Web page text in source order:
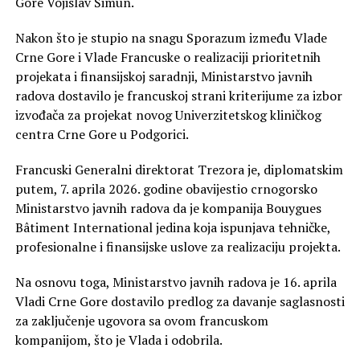
Nakon što je stupio na snagu Sporazum između Vlade
Crne Gore i Vlade Francuske o realizaciji prioritetnih
projekata i finansijskoj saradnji, Ministarstvo javnih
radova dostavilo je francuskoj strani kriterijume za izbor
izvođača za projekat novog Univerzitetskog kliničkog
centra Crne Gore u Podgorici.
Francuski Generalni direktorat Trezora je, diplomatskim
putem, 7. aprila 2026. godine obavijestio crnogorsko
Ministarstvo javnih radova da je kompanija Bouygues
Bâtiment International jedina koja ispunjava tehničke,
profesionalne i finansijske uslove za realizaciju projekta.
Na osnovu toga, Ministarstvo javnih radova je 16. aprila
Vladi Crne Gore dostavilo predlog za davanje saglasnosti
za zaključenje ugovora sa ovom francuskom
kompanijom, što je Vlada i odobrila.